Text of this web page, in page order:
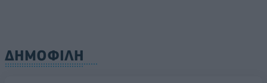
ΔΗΜΟΦΙΛΗ